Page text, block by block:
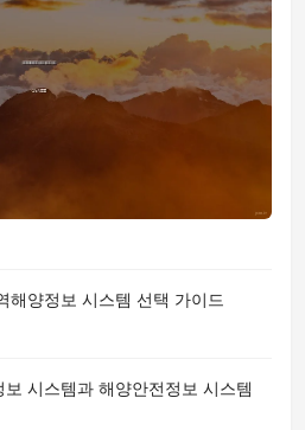
해양정보 시스템 선택 가이드
보 시스템과 해양안전정보 시스템